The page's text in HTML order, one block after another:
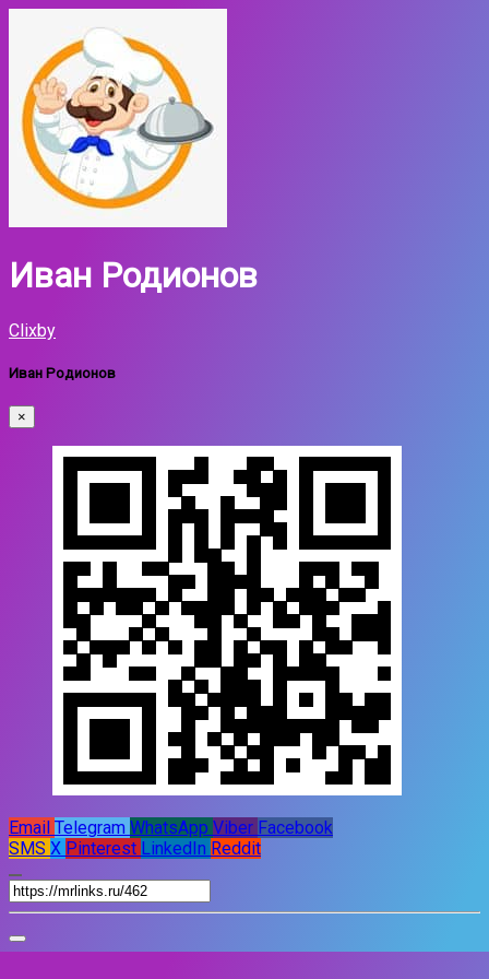
Иван Родионов
Clixby
Иван Родионов
×
Email Telegram WhatsApp Viber Facebook
SMS X Pinterest LinkedIn Reddit